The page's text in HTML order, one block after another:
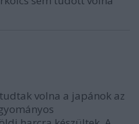
volna a japánok az